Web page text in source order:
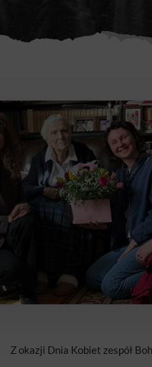
Z okazji Dnia Kobiet zespół